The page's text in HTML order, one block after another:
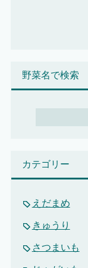
野菜名で検索
カテゴリー
えだまめ
きゅうり
さつまいも